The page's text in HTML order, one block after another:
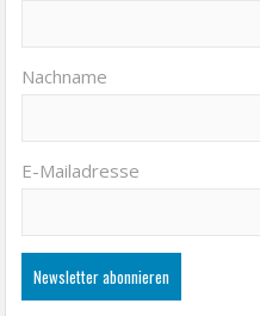
Nachname
E-Mailadresse